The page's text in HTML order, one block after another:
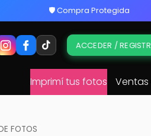
🛡️ Compra Protegida
ACCEDER /
Imprimí tus fotos
FOTOS